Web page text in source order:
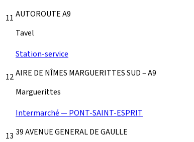
11 AUTOROUTE A9
Tavel
12
Station-service
AIRE DE NÎMES MARGUERITTES SUD – A9
Marguerittes
13
Intermarché — PONT-SAINT-ESPRIT
39 AVENUE GENERAL DE GAULLE